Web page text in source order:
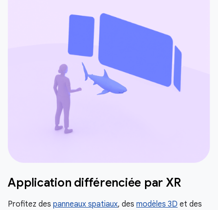
Application différenciée par XR
Profitez des panneaux spatiaux, des modèles 3D et des